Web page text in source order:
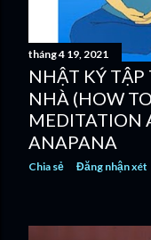
tháng 4 19, 2021
NHẬT KÝ
NHÀ (HOW
MEDITATION
ANAPANA
Chia sẻ Đăng nhận xét